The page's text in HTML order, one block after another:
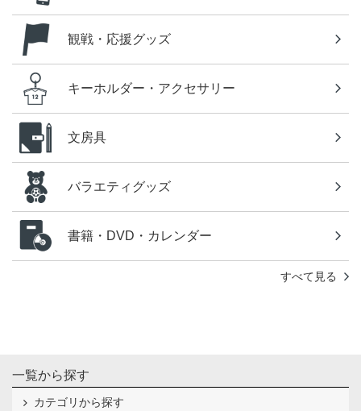
観戦・応援グッズ
キーホルダー・アクセサリー
文房具
バラエティグッズ
書籍・DVD・カレンダー
すべて見る
一覧から探す
カテゴリから探す